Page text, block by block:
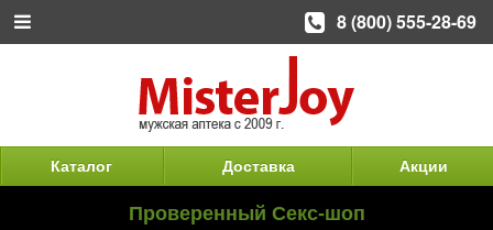
Каталог Доставка Акции
Проверенный Секс-шоп
8 (800) 555-28-69